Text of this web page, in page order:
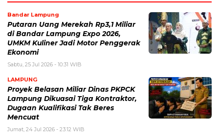
Bandar Lampung
Putaran Uang Merekah Rp3,1 Miliar
di Bandar Lampung Expo 2026,
UMKM Kuliner Jadi Motor Penggerak
Ekonomi
Sabtu, 25 Jul 2026 - 10:31 WIB
LAMPUNG
Proyek Belasan Miliar Dinas PKPCK
Lampung Dikuasai Tiga Kontraktor,
Dugaan Kualifikasi Tak Beres
Mencuat
Jumat, 24 Jul 2026 - 23:12 WIB